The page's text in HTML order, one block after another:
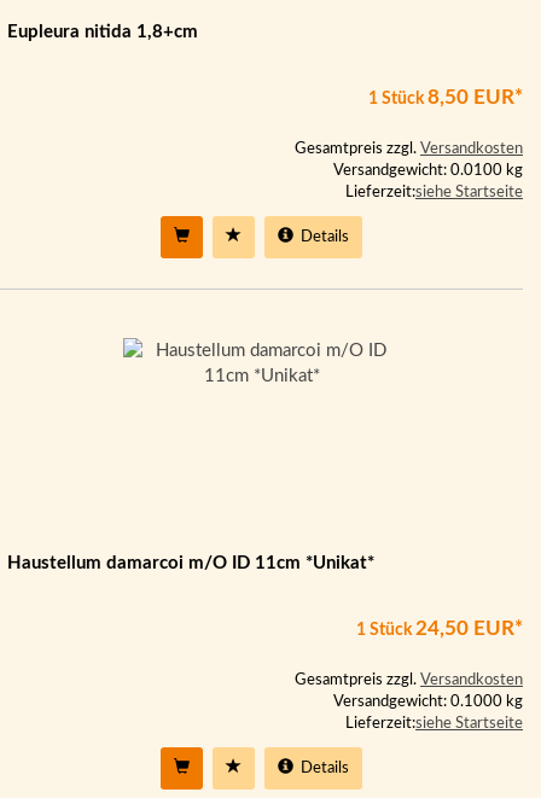
Eupleura nitida 1,8+cm
1 Stück8,50 EUR*
Gesamtpreis zzgl. Versandkosten
Versandgewicht: 0.0100 kg
Lieferzeit:siehe Startseite
Details
Haustellum damarcoi m/O ID 11cm *Unikat*
1 Stück 24,50 EUR*
Gesamtpreis zzgl. Versandkosten
Versandgewicht: 0.1000 kg
Lieferzeit:siehe Startseite
Details